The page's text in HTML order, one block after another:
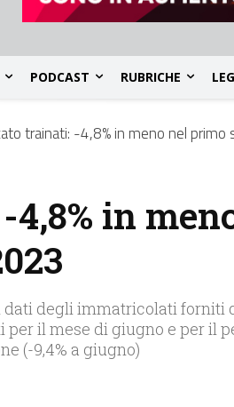
PODCAST RUBRICHE
trainati: -4,8% in meno nel
in
degli immatricolati forniti
il mese di giugno e per il
(-9,4% a giugno)